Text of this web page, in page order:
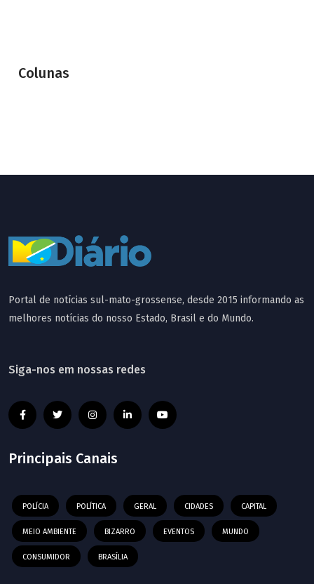
Colunas
Portal de notícias sul-mato-grossense, desde 2015 informando as
melhores notícias do nosso Estado, Brasil e do Mundo.
Siga-nos em nossas redes
Principais Canais
POLÍCIA POLÍTICA GERAL CIDADES CAPITAL
MEIO AMBIENTE BIZARRO EVENTOS MUNDO
CONSUMIDOR BRASÍLIA